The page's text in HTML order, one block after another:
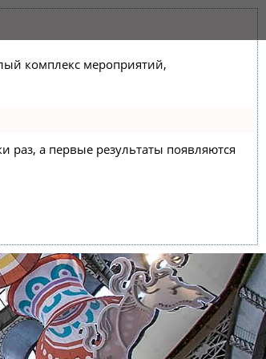
комплекс мероприятий,
раз, а первые результаты появляются